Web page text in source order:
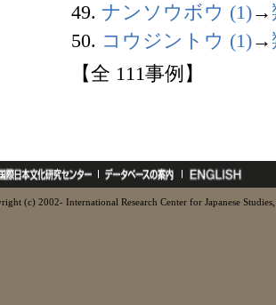
49. ナンソウボウ (1)→
50. コウジントウ (1)→
【全 111事例】
(c) 2002- International Research Center for Japanese